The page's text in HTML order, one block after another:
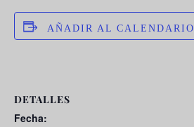
AÑADIR AL CALENDARIO
DETALLES
Fecha: